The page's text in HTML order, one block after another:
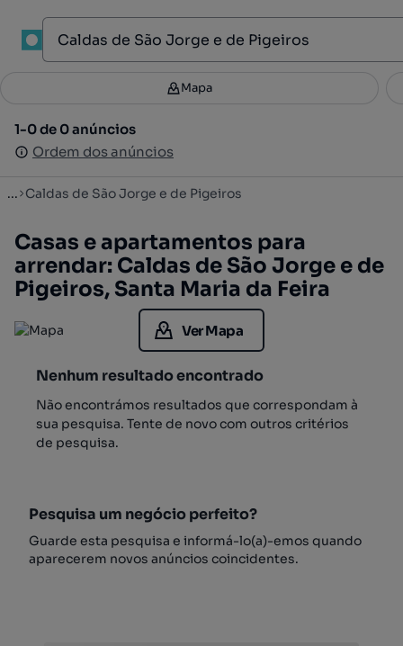
Filtros 2
1-0 de 0 anúncios
Ordem dos anúncios
Mapa
1-0 de 0 anúncios
Ordem dos anúncios
... Caldas de São Jorge e de Pigeiros
Casas e apartamentos para
arrendar: Caldas de São Jorge e de
Pigeiros, Santa Maria da Feira
Ver Mapa
Nenhum resultado encontrado
Não encontrámos resultados que correspondam à
sua pesquisa. Tente de novo com outros critérios
de pesquisa.
Pesquisa um negócio perfeito?
Guarde esta pesquisa e informá-lo(a)-emos quando
aparecerem novos anúncios coincidentes.